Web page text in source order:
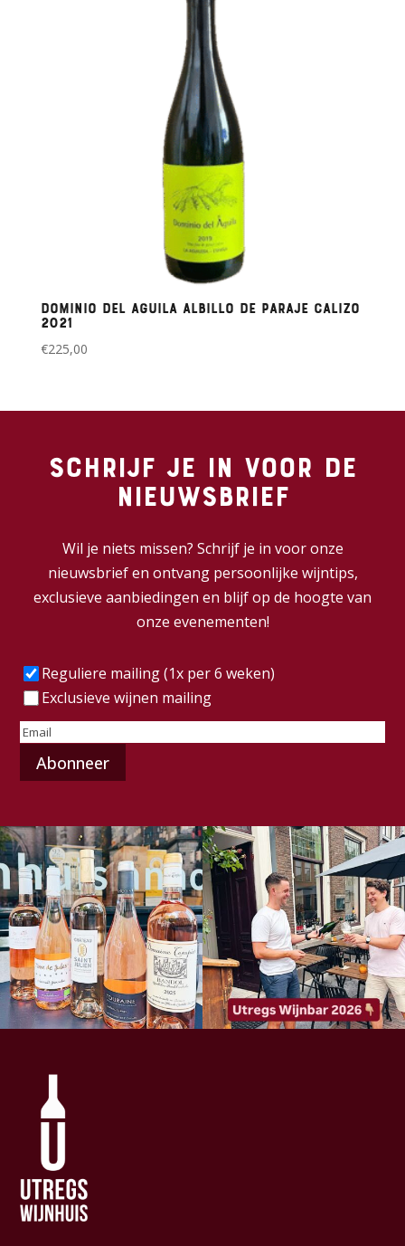
Dominio del Aguila Albillo de Paraje Calizo
2021
€225,00
Schrijf je in voor de
nieuwsbrief
Wil je niets missen? Schrijf je in voor onze
nieuwsbrief en ontvang persoonlijke wijntips,
exclusieve aanbiedingen en blijf op de hoogte van
onze evenementen!
Frequentie(Vereist)
Reguliere mailing (1x per 6 weken)
Exclusieve wijnen mailing
E-
mailadres